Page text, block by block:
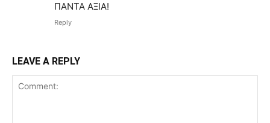
ΠΑΝΤΑ ΑΞΙΑ!
Reply
LEAVE A REPLY